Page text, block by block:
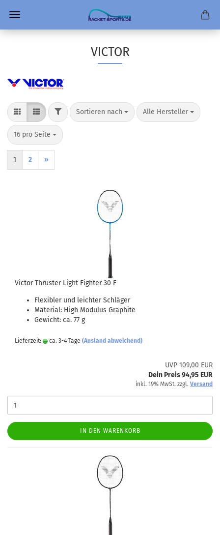
VICTOR
FILTERSortieren nach
Sortieren nach Alle Hersteller
pro Seite
16 pro Seite
pro Seite
1 2 »
Victor Thruster Light Fighter 30 F
Flexibler und leichter Schläger
Material: High Modulus Graphite
Gewicht: ca. 77 g
Lieferzeit: ca. 3-4 Tage (Ausland abweichend)
UVP 109,00 EUR
Dein Preis 94,95 EUR
inkl. 19% MwSt. zzgl. Versand
IN DEN WARENKORB